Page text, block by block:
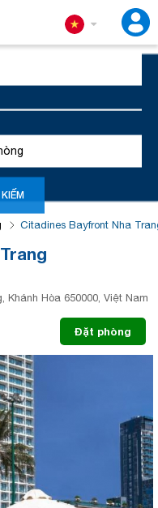
Citadines Bayfront Nha
Khánh Hòa 650000, Việt Nam
Đặt phòng